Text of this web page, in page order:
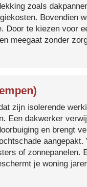
zoals
Bovendien
Door te kiezen voor
meegaat zonder
zijn isolerende
Een dakwerker
en brengt
aangepakt.
of zonnepanelen.
je woning